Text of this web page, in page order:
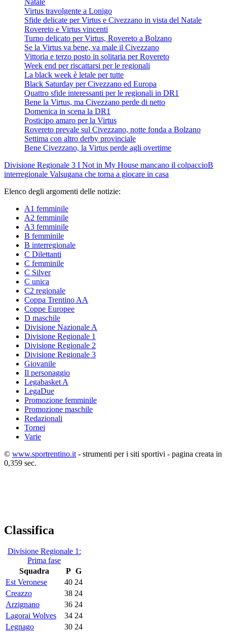
Virtus travolgente a Lonigo
Sfide delicate per Virtus e Civezzano in vista del Natale
Rovereto e Virtus vincenti
Turno delicato per Virtus, Rovereto a Bolzano
Se la Virtus va bene, va male il Civezzano
Vittoria e terzo posto in solitaria per Rovereto
Week end per riscattarsi per le regionali
La black week è letale per tutte
Black Saturday per Civezzano ed Europa
Quattro sfide interessanti per le regionali in DR1
Bene la Virtus, ma Civezzano perde di netto
Domenica in scena la DR1
Posticipo amaro per la Virtus
Rovereto prevale sul Civezzano, notte fonda a Bolzano
Settima con altro derby provinciale
Bene Civezzano, la Virtus perde agli overtime
Divisione Regionale 3 I Not in My House mancano il colpaccioB
interregionale Valsugana che torna a giocare in casa
Elenco degli argomenti delle notizie:
A1 femminile
A2 femminile
A3 femminile
B femminile
B interregionale
C Dilettanti
C femminile
C Silver
C unica
C2 regionale
Coppa Trentino AA
Coppe Europee
D maschile
Divisione Nazionale A
Divisione Regionale 1
Divisione Regionale 2
Divisione Regionale 3
Giovanile
Il personaggio
Legabasket A
LegaDue
Promozione femminile
Promozione maschile
Redazionali
Tornei
Varie
© www.sportrentino.it - strumenti per i siti sportivi - pagina creata in
0,359 sec.
Classifica
Divisione Regionale 1:
Prima fase
Squadra
P G
Est Veronese
40 24
Creazzo
38 24
Arzignano
36 24
Lagorai Wolves
34 24
Legnago
30 24